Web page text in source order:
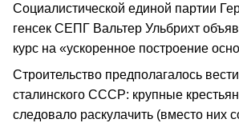
Социалистической единой партии
генсек СЕПГ Вальтер Ульбрихт
курс на «ускоренное построение
Строительство предполагалось
сталинского СССР: крупные
следовало раскулачить (вместо них